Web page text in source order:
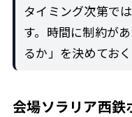
タイミング次第で
す。時間に制約が
るか」を決めてお
会場ソラリア西鉄